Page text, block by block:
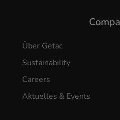
Über Getac
Sustainability
Careers
Aktuelles & Events